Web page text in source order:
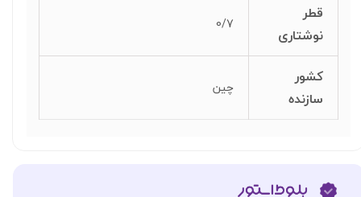
قطر
نوشتاری
0/7
کشور
سازنده
چین